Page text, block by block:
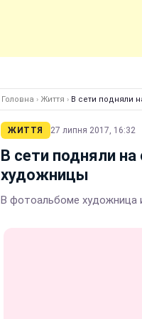
Головна › Життя › В сети подняли
ЖИТТЯ 27 липня 2017, 16:32
В сети подняли
художницы
В фотоальбоме художница